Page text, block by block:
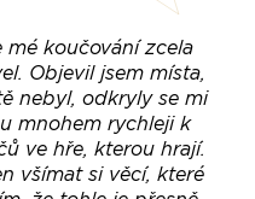
koučování zcela
Objevil jsem místa,
nebyl, odkryly se mi
mnohem rychleji k
ve hře, kterou hrají.
všímat si věcí, které